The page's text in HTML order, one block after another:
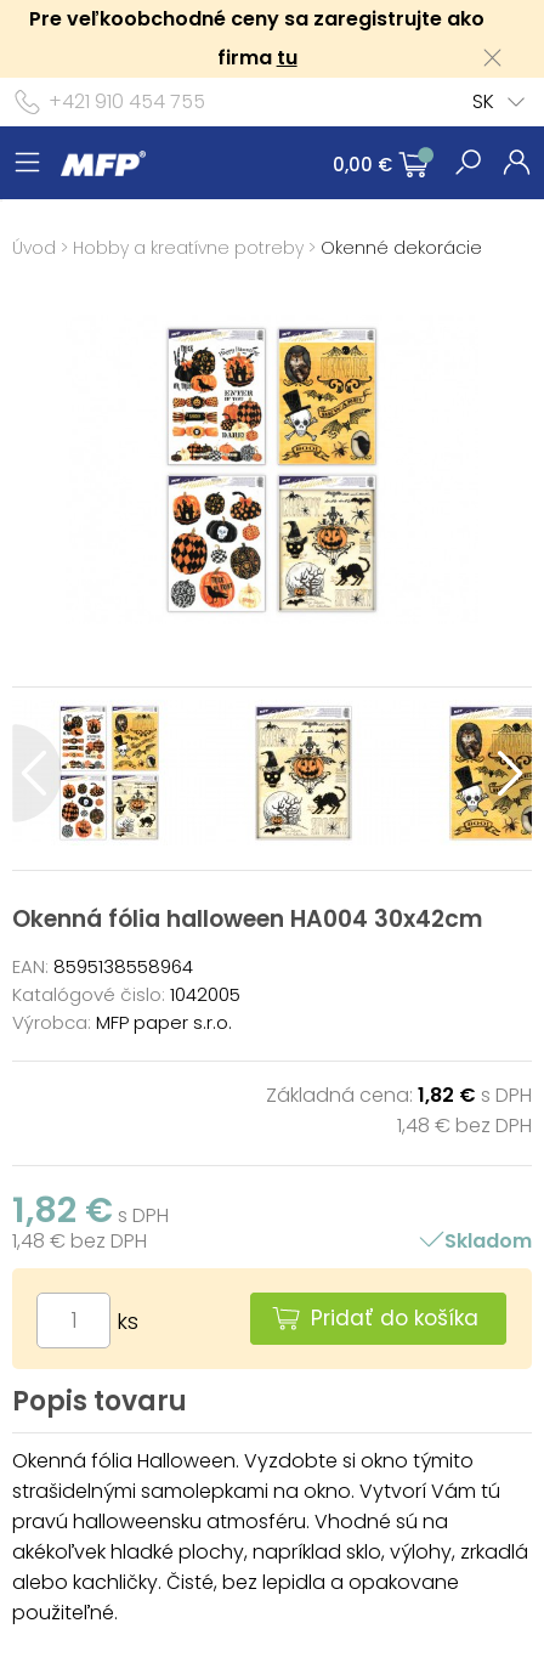
Pre veľkoobchodné ceny sa zaregistrujte ako
firma tu
+421 910 454 755
SK
0,00 €
Úvod > Hobby a kreatívne potreby > Okenné dekorácie
Okenná fólia halloween HA004 30x42cm
EAN: 8595138558964
Katalógové čislo: 1042005
Výrobca: MFP paper s.r.o.
Základná cena: 1,82 € s DPH
1,48 € bez DPH
1,82 € s DPH
1,48 € bez DPH
Skladom
ks Pridať do košíka
Popis tovaru
Okenná fólia Halloween. Vyzdobte si okno týmito
strašidelnými samolepkami na okno. Vytvorí Vám tú
pravú halloweensku atmosféru. Vhodné sú na
akékoľvek hladké plochy, napríklad sklo, výlohy, zrkadlá
alebo kachličky. Čisté, bez lepidla a opakovane
použiteľné.